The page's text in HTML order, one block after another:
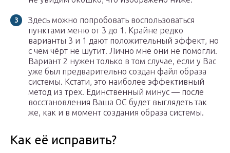
Здесь можно попробовать воспользоваться
пунктами меню от 3 до 1. Крайне редко
варианты 3 и 1 дают положительный эффект, но
с чем чёрт не шутит. Лично мне они не помогли.
Вариант 2 нужен только в том случае, если у Вас
уже был предварительно создан файл образа
системы. Кстати, это наиболее эффективный
метод из трех. Единственный минус — после
восстановления Ваша ОС будет выглядеть так
же, как и в момент создания образа системы.
Как её исправить?